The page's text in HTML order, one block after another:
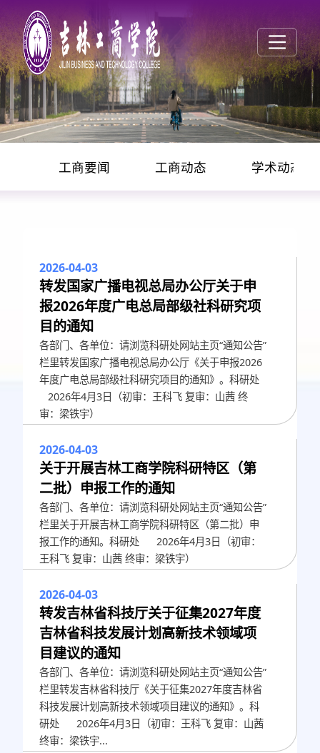
工商要闻 工商动态 学术动态
2026-04-03
转发国家广播电视总局办公厅关于申
报2026年度广电总局部级社科研究项
目的通知
各部门、各单位：请浏览科研处网站主页“通知公告”
栏里转发国家广播电视总局办公厅《关于申报2026
年度广电总局部级社科研究项目的通知》。科研处
2026年4月3日（初审：王科飞 复审：山茜 终
审：梁铁宇）
2026-04-03
关于开展吉林工商学院科研特区（第
二批）申报工作的通知
各部门、各单位：请浏览科研处网站主页“通知公告”
栏里关于开展吉林工商学院科研特区（第二批）申
报工作的通知。科研处 2026年4月3日（初审：
王科飞 复审：山茜 终审：梁铁宇）
2026-04-03
转发吉林省科技厅关于征集2027年度
吉林省科技发展计划高新技术领域项
目建议的通知
各部门、各单位：请浏览科研处网站主页“通知公告”
栏里转发吉林省科技厅《关于征集2027年度吉林省
科技发展计划高新技术领域项目建议的通知》。科
研处 2026年4月3日（初审：王科飞 复审：山茜
终审：梁铁宇...